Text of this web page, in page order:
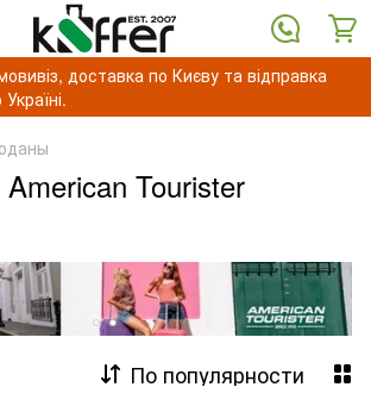
доставка по Києву та відправка
Tourister
По популярности